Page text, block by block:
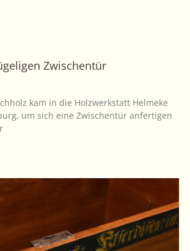
Zwischentür
kam in die Holzwerkstatt Helmeke
um sich eine Zwischentür anfertigen